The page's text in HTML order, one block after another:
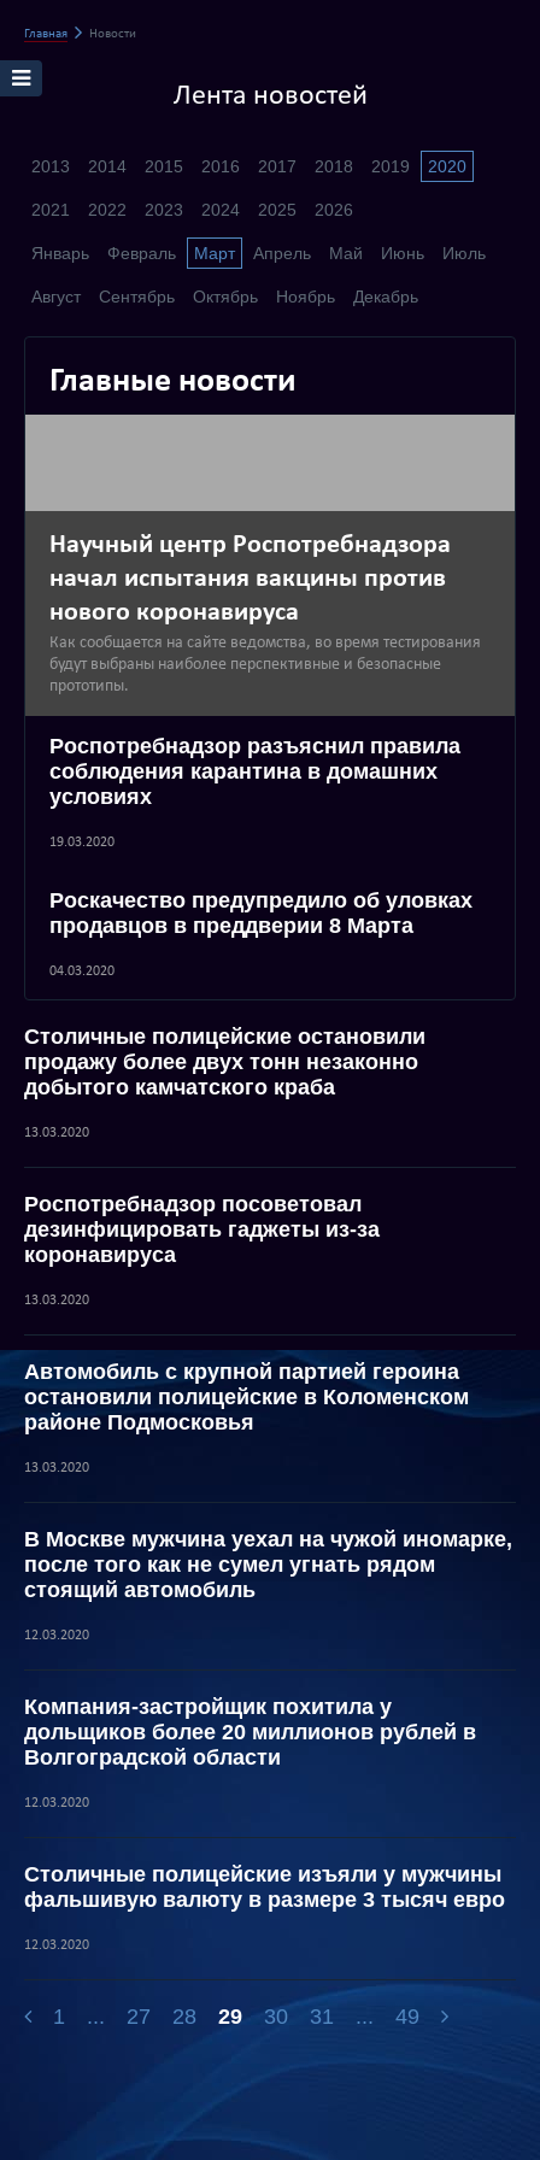
Главная Новости
Лента новостей
2013 2014 2015 2016 2017 2018 2019 2020
2021 2022 2023 2024 2025 2026
Январь Февраль Март Апрель Май Июнь Июль
Август Сентябрь Октябрь Ноябрь Декабрь
Главные новости
Научный центр Роспотребнадзора
начал испытания вакцины против
нового коронавируса
Как сообщается на сайте ведомства, во время тестирования
будут выбраны наиболее перспективные и безопасные
прототипы.
Роспотребнадзор разъяснил правила
соблюдения карантина в домашних
условиях
19.03.2020
Роскачество предупредило об уловках
продавцов в преддверии 8 Марта
04.03.2020
Столичные полицейские остановили
продажу более двух тонн незаконно
добытого камчатского краба
13.03.2020
Роспотребнадзор посоветовал
дезинфицировать гаджеты из-за
коронавируса
13.03.2020
Автомобиль с крупной партией героина
остановили полицейские в Коломенском
районе Подмосковья
13.03.2020
В Москве мужчина уехал на чужой иномарке,
после того как не сумел угнать рядом
стоящий автомобиль
12.03.2020
Компания-застройщик похитила у
дольщиков более 20 миллионов рублей в
Волгоградской области
12.03.2020
Столичные полицейские изъяли у мужчины
фальшивую валюту в размере 3 тысяч евро
12.03.2020
1 ... 27 28 29 30 31 ... 49